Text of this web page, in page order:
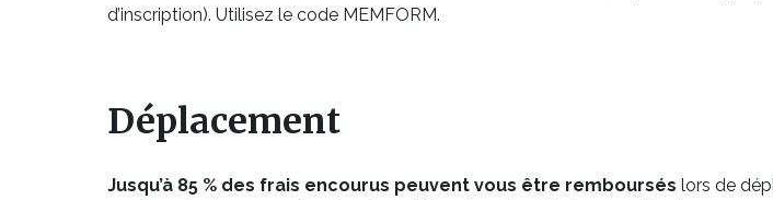
d’inscription). Utilisez le code MEMFORM.
Déplacement
Jusqu’à 85 % des frais encourus peuvent vous être remboursés lors de